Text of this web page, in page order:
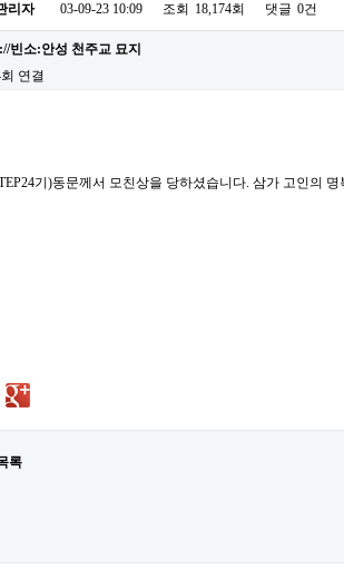
리자 03-09-23 10:09 조회 18,174회 댓글 0건
빈소:안성 천주교 묘지
연결
기)동문께서 모친상을 당하셨습니다. 삼가 고인의
록